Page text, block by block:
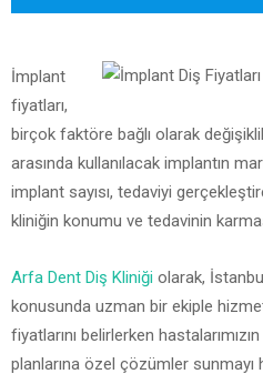
İmplant
fiyatları,
birçok faktöre bağlı olarak
arasında kullanılacak implantın
implant sayısı, tedaviyi
kliniğin konumu ve tedavinin
Arfa Dent Diş Kliniği olarak,
konusunda uzman bir ekiple
fiyatlarını belirlerken
planlarına özel çözümler sunmayı